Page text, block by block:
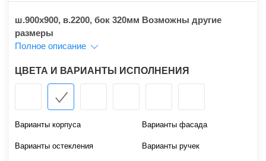
ш.900x900, в.2200, бок 320мм Возможны другие
размеры
Полное описание
ЦВЕТА И ВАРИАНТЫ ИСПОЛНЕНИЯ
Варианты корпуса Варианты фасада
Варианты остекления Варианты ручек